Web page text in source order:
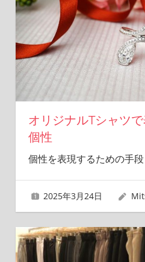
オリジナルTシャツ
個性
個性を表現するための手
2025年3月24日